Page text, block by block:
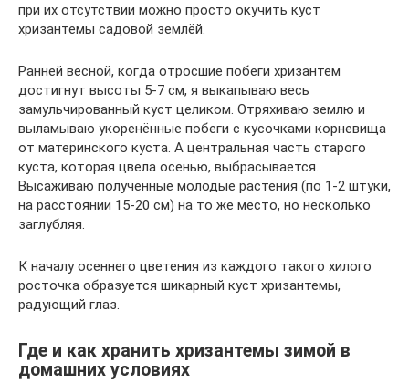
при их отсутствии можно просто окучить куст
хризантемы садовой землёй.
Ранней весной, когда отросшие побеги хризантем
достигнут высоты 5-7 см, я выкапываю весь
замульчированный куст целиком. Отряхиваю землю и
выламываю укоренённые побеги с кусочками корневища
от материнского куста. А центральная часть старого
куста, которая цвела осенью, выбрасывается.
Высаживаю полученные молодые растения (по 1-2 штуки,
на расстоянии 15-20 см) на то же место, но несколько
заглубляя.
К началу осеннего цветения из каждого такого хилого
росточка образуется шикарный куст хризантемы,
радующий глаз.
Где и как хранить хризантемы зимой в
домашних условиях